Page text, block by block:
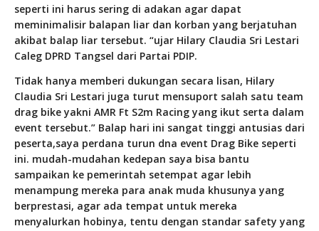
seperti ini harus sering di adakan agar dapat
meminimalisir balapan liar dan korban yang berjatuhan
akibat balap liar tersebut. “ujar Hilary Claudia Sri Lestari
Caleg DPRD Tangsel dari Partai PDIP.
Tidak hanya memberi dukungan secara lisan, Hilary
Claudia Sri Lestari juga turut mensuport salah satu team
drag bike yakni AMR Ft S2m Racing yang ikut serta dalam
event tersebut.” Balap hari ini sangat tinggi antusias dari
peserta,saya perdana turun dna event Drag Bike seperti
ini. mudah-mudahan kedepan saya bisa bantu
sampaikan ke pemerintah setempat agar lebih
menampung mereka para anak muda khusunya yang
berprestasi, agar ada tempat untuk mereka
menyalurkan hobinya, tentu dengan standar safety yang